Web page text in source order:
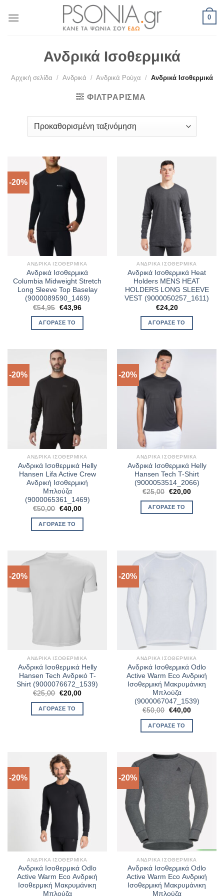
0
Ανδρικά Ισοθερμικά
Αρχική σελίδα / Ανδρικά / Ανδρικά Ρούχα / Ανδρικά Ισοθερμικά
ΦΙΛΤΡΆΡΙΣΜΑ
-20%
ΑΝΔΡΙΚΆ ΙΣΟΘΕΡΜΙΚΆ
Ανδρικά Ισοθερμικά
Columbia Midweight Stretch
Long Sleeve Top Baselay
(9000089590_1469)
€54,95 Original
price
was:
€54,95.
€43,96Η
ΑΓΌΡΑΣΈ ΤΟ
ΑΝΔΡΙΚΆ ΙΣΟΘΕΡΜΙΚΆ
Ανδρικά Ισοθερμικά Heat
Holders MENS HEAT
HOLDERS LONG SLEEVE
VEST (9000050257_1611)
€24,20
ΑΓΌΡΑΣΈ ΤΟ
-20%
ΑΝΔΡΙΚΆ ΙΣΟΘΕΡΜΙΚΆ
Ανδρικά Ισοθερμικά Helly
Hansen Lifa Active Crew
Ανδρική Ισοθερμική
Μπλούζα
(9000065361_1469)
€50,00 Original
was:
€50,00.
€40,00Η
ΑΓΌΡΑΣΈ ΤΟ
-20%
ΑΝΔΡΙΚΆ ΙΣΟΘΕΡΜΙΚΆ
Ανδρικά Ισοθερμικά Helly
Hansen Tech T-Shirt
(9000053514_2066)
€25,00 Original
was:
€25,00.
€20,00Η
ΑΓΌΡΑΣΈ ΤΟ
-20%
ΑΝΔΡΙΚΆ ΙΣΟΘΕΡΜΙΚΆ
Ανδρικά Ισοθερμικά Helly
Hansen Tech Ανδρικό T-
Shirt (9000076672_1539)
€25,00 Original
was:
€25,00.
€20,00Η
ΑΓΌΡΑΣΈ ΤΟ
-20%
ΑΝΔΡΙΚΆ ΙΣΟΘΕΡΜΙΚΆ
Ανδρικά Ισοθερμικά Odlo
Active Warm Eco Ανδρική
Ισοθερμική Μακρυμάνικη
Μπλούζα
(9000067047_1539)
€50,00 Original
was:
€50,00.
€40,00Η
ΑΓΌΡΑΣΈ ΤΟ
-20%
ΑΝΔΡΙΚΆ ΙΣΟΘΕΡΜΙΚΆ
Ανδρικά Ισοθερμικά Odlo
Active Warm Eco Ανδρική
Ισοθερμική Μακρυμάνικη
Μπλούζα
-20%
ΑΝΔΡΙΚΆ ΙΣΟΘΕΡΜΙΚΆ
Ανδρικά Ισοθερμικά Odlo
Active Warm Eco Ανδρική
Ισοθερμική Μακρυμάνικη
Μπλούζα